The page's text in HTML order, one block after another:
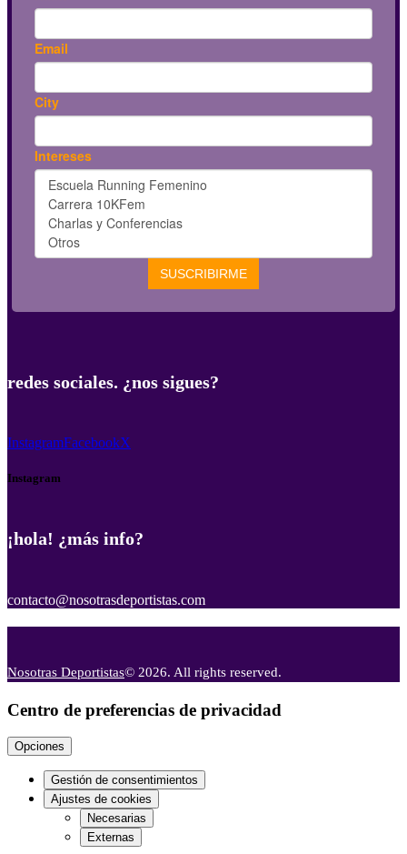
redes sociales. ¿nos sigues?
InstagramFacebookX
Instagram
¡hola! ¿más info?
contacto@nosotrasdeportistas.com
Nosotras Deportistas© 2026. All rights reserved.
Centro de preferencias de privacidad
Opciones
Gestión de consentimientos
Ajustes de cookies
Necesarias
Externas